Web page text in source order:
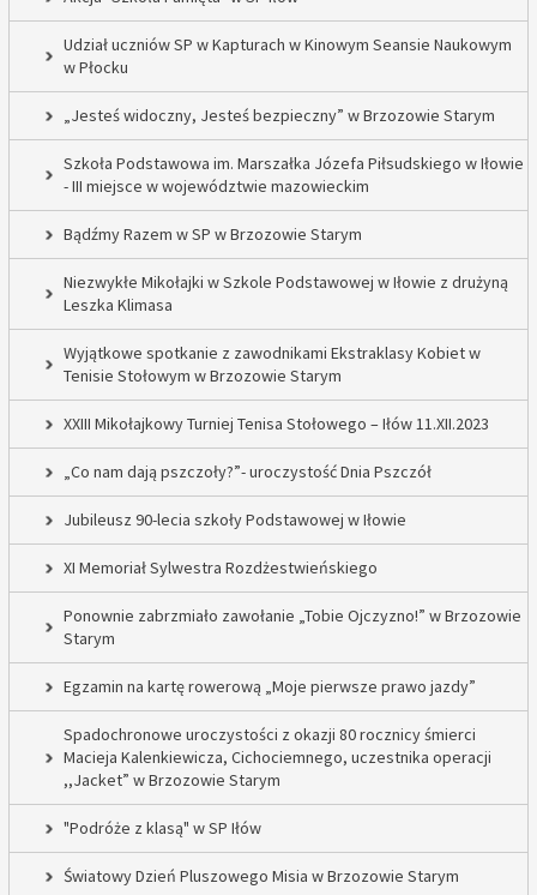
Udział uczniów SP w Kapturach w Kinowym Seansie Naukowym
w Płocku
„Jesteś widoczny, Jesteś bezpieczny” w Brzozowie Starym
Szkoła Podstawowa im. Marszałka Józefa Piłsudskiego w Iłowie
- III miejsce w województwie mazowieckim
Bądźmy Razem w SP w Brzozowie Starym
Niezwykłe Mikołajki w Szkole Podstawowej w Iłowie z drużyną
Leszka Klimasa
Wyjątkowe spotkanie z zawodnikami Ekstraklasy Kobiet w
Tenisie Stołowym w Brzozowie Starym
XXIII Mikołajkowy Turniej Tenisa Stołowego – Iłów 11.XII.2023
„Co nam dają pszczoły?”- uroczystość Dnia Pszczół
Jubileusz 90-lecia szkoły Podstawowej w Iłowie
XI Memoriał Sylwestra Rozdżestwieńskiego
Ponownie zabrzmiało zawołanie „Tobie Ojczyzno!” w Brzozowie
Starym
Egzamin na kartę rowerową „Moje pierwsze prawo jazdy”
Spadochronowe uroczystości z okazji 80 rocznicy śmierci
Macieja Kalenkiewicza, Cichociemnego, uczestnika operacji
,,Jacket” w Brzozowie Starym
"Podróże z klasą" w SP Iłów
Światowy Dzień Pluszowego Misia w Brzozowie Starym